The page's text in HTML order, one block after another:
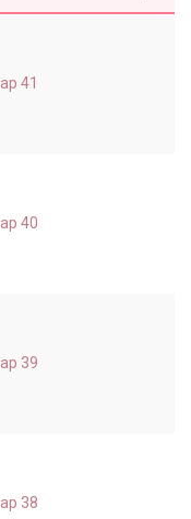
41
40
39
38